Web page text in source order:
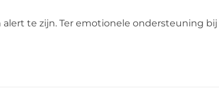
te zijn. Ter emotionele ondersteuning